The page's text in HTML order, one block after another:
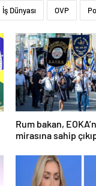
İş Dünyası OVP
Rum bakan,
mirasına sahip